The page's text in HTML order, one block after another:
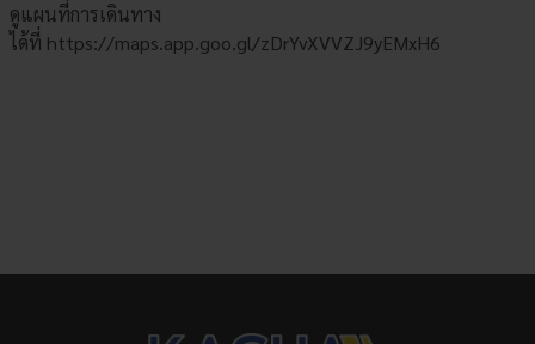
ดูแผนที่การเดินทาง
ได้ที่ https://maps.app.goo.gl/zDrYvXVVZJ9yEMxH6